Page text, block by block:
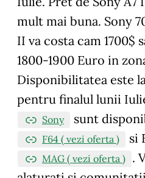
mult mai buna. Sony
II va costa cam 1700$
1800-1900 Euro in
Disponibilitatea este
pentru finalul lunii
Sony sunt
F64 ( vezi oferta ) si
MAG ( vezi oferta ) .